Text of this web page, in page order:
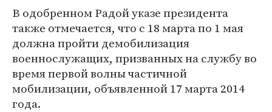
В одобренном Радой указе президента
также отмечается, что с 18 марта по 1 мая
должна пройти демобилизация
военнослужащих, призванных на службу во
время первой волны частичной
мобилизации, объявленной 17 марта 2014
года.